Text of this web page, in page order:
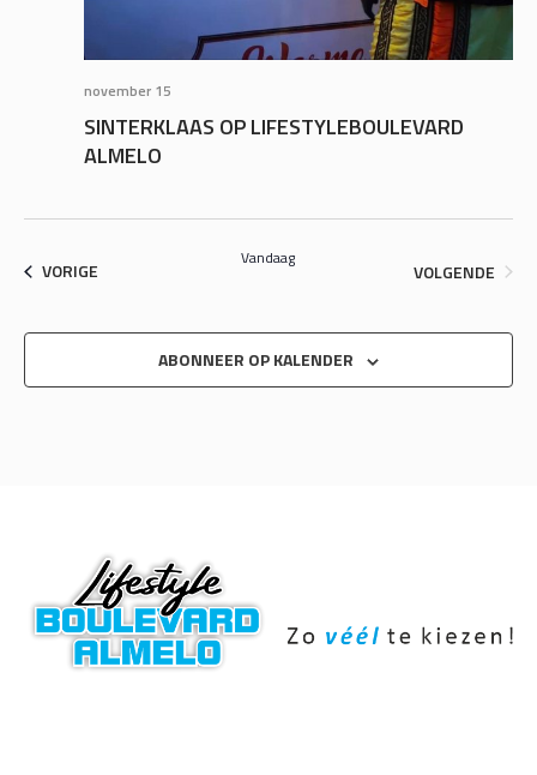
SINTERKLAAS OP LIFESTYLEBOULEVARD
ALMELO
november 15
VORIGE
Vandaag
VOLGENDE
ABONNEER OP KALENDER